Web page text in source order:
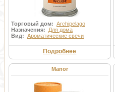
Торговый дом: Archipelago
Назначения: Для дома
Вид: Ароматические свечи
Подробнее
Manor